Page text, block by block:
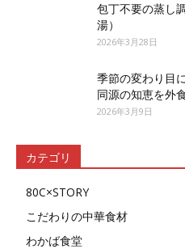
包丁不要の蒸し
湯）
2026年3月28日
季節の変わり目
同源の知恵を外
2026年3月9日
カテゴリ
80C×STORY
こだわりの中華食材
わかば食堂